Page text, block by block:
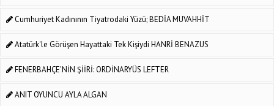
Cumhuriyet Kadınının Tiyatrodaki Yüzü; BEDİA MUVAHHİT
Atatürk'le Görüşen Hayattaki Tek Kişiydi HANRİ BENAZUS
FENERBAHÇE'NİN ŞİİRİ: ORDİNARYÜS LEFTER
ANIT OYUNCU AYLA ALGAN